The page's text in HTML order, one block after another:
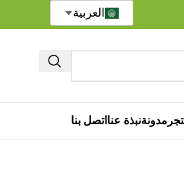
مدونةنبذة عنا اتصل بنا
العربية